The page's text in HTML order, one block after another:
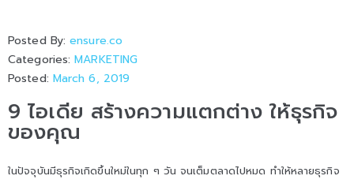
Posted By:ensure.co
Categories:MARKETING
Posted: March 6, 2019
9 ไอเดีย สร้างความแตกต่าง ให้ธุรกิจ
ของคุณ
ในปัจจุบันมีธุรกิจเกิดขึ้นใหม่ในทุก ๆ วัน จนเต็มตลาดไปหมด ทำให้หลายธุรกิจ